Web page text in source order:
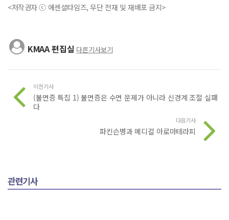
<저작권자 ⓒ 에센셜타임즈, 무단 전재 및 재배포 금지>
KMAA 편집실 다른기사보기
이전기사
(불면증 특집 1) 불면증은 수면 문제가 아니라 신경계 조절 실패
다
다음기사
파킨슨병과 메디컬 아로마테라피
관련기사